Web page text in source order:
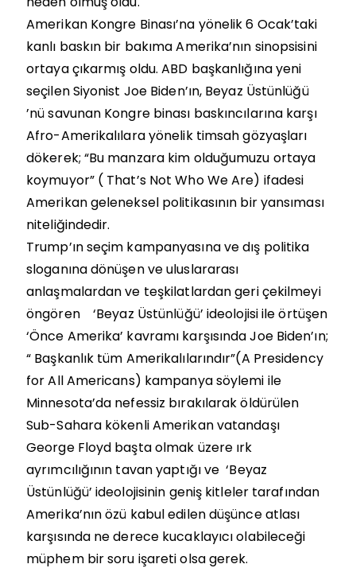
Amerikan Kongre Binası’na yönelik 6 Ocak’taki
kanlı baskın bir bakıma Amerika’nın sinopsisini
ortaya çıkarmış oldu. ABD başkanlığına yeni
seçilen Siyonist Joe Biden’ın, Beyaz Üstünlüğü
’nü savunan Kongre binası baskıncılarına karşı
Afro-Amerikalılara yönelik timsah gözyaşları
dökerek; “Bu manzara kim olduğumuzu ortaya
koymuyor” ( That’s Not Who We Are) ifadesi
Amerikan geleneksel politikasının bir yansıması
niteliğindedir.
Trump’ın seçim kampanyasına ve dış politika
sloganına dönüşen ve uluslararası
anlaşmalardan ve teşkilatlardan geri çekilmeyi
öngören ‘Beyaz Üstünlüğü’ ideolojisi ile örtüşen
‘Önce Amerika’ kavramı karşısında Joe Biden’ın;
“ Başkanlık tüm Amerikalılarındır”(A Presidency
for All Americans) kampanya söylemi ile
Minnesota’da nefessiz bırakılarak öldürülen
Sub-Sahara kökenli Amerikan vatandaşı
George Floyd başta olmak üzere ırk
ayrımcılığının tavan yaptığı ve ‘Beyaz
Üstünlüğü’ ideolojisinin geniş kitleler tarafından
Amerika’nın özü kabul edilen düşünce atlası
karşısında ne derece kucaklayıcı olabileceği
müphem bir soru işareti olsa gerek.